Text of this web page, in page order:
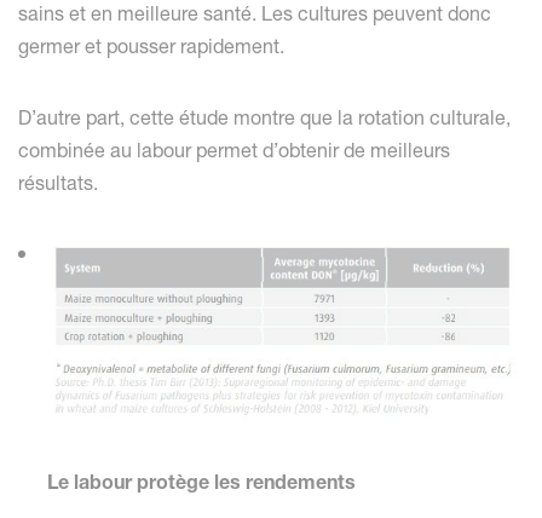
sains et en meilleure santé. Les cultures peuvent donc
germer et pousser rapidement.
D’autre part, cette étude montre que la rotation culturale,
combinée au labour permet d’obtenir de meilleurs
résultats.
Le labour protège les rendements